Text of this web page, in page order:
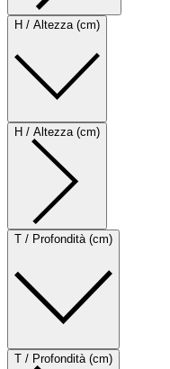
H / Altezza (cm)
H / Altezza (cm)
T / Profondità (cm)
T / Profondità (cm)